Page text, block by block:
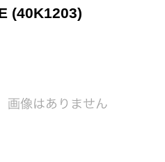
(40K1203)